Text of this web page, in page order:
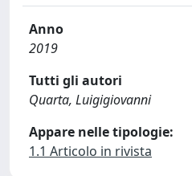
Anno
2019
Tutti gli autori
Quarta, Luigigiovanni
Appare nelle tipologie:
1.1 Articolo in rivista